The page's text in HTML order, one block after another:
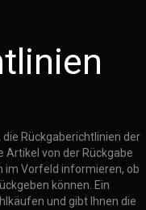
Rückgaberichtlinien der
Artikel von der Rückgabe
im Vorfeld informieren, ob
können. Ein
und gibt Ihnen die